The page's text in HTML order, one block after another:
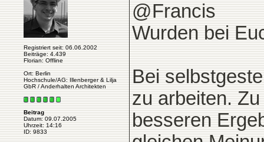
Registriert seit: 06.06.2002
Beiträge: 4.439
Florian: Offline
Ort: Berlin
Hochschule/AG: Illenberger & Lilja
GbR / Anderhalten Architekten
Beitrag
Datum: 09.07.2005
Uhrzeit: 14:16
ID: 9833
@Francis
Wurden bei
Bei
zu arbeiten.
besseren